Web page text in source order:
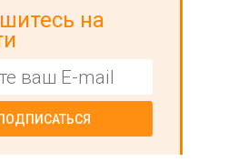
на